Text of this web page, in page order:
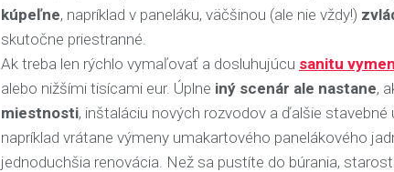
kúpeľne, napríklad v paneláku, väčšinou (ale nie vždy!)
skutočne priestranné.
Ak treba len rýchlo vymaľovať a dosluhujúcu sanitu
alebo nižšími tisícami eur. Úplne iný scenár ale nastane,
miestnosti, inštaláciu nových rozvodov a ďalšie
napríklad vrátane výmeny umakartového panelákového
jednoduchšia renovácia. Než sa pustíte do búrania,